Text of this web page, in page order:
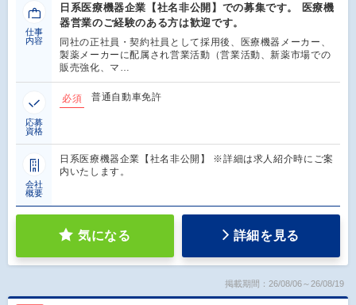
仕事
内容
日系医療機器企業【社名非公開】での募集です。 医療機
器営業のご経験のある方は歓迎です。
同社の正社員・契約社員として採用後、医療機器メーカー、
製薬メーカーに配属され営業活動（営業活動、新薬市場での
販売強化、マ…
応募
資格
必須 普通自動車免許
会社
概要
日系医療機器企業【社名非公開】 ※詳細は求人紹介時にご案
内いたします。
気になる 詳細を見る
掲載期間：26/08/06～26/08/19